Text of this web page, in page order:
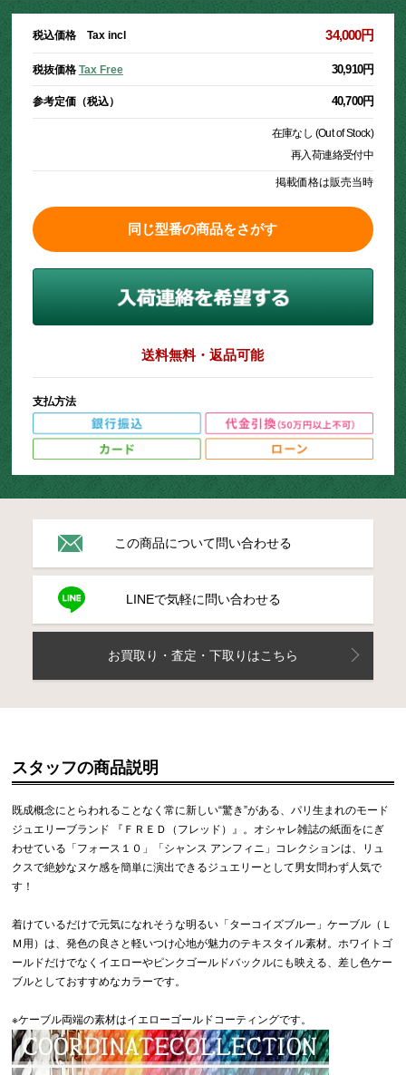
税込価格 Tax incl 34,000円
税抜価格 Tax Free 30,910円
参考定価（税込） 40,700円
在庫なし (Out of Stock)
再入荷連絡受付中
掲載価格は販売当時
同じ型番の商品をさがす
送料無料・返品可能
支払方法
この商品について問い合わせる
LINEで気軽に問い合わせる
お買取り・査定・下取りはこちら
スタッフの商品説明
既成概念にとらわれることなく常に新しい“驚き”がある、パリ生まれのモード
ジュエリーブランド 『ＦＲＥＤ（フレッド）』。オシャレ雑誌の紙面をにぎ
わせている「フォース１０」「シャンス アンフィニ」コレクションは、リュ
クスで絶妙なヌケ感を簡単に演出できるジュエリーとして男女問わず人気で
す！
着けているだけで元気になれそうな明るい「ターコイズブルー」ケーブル（Ｌ
Ｍ用）は、発色の良さと軽いつけ心地が魅力のテキスタイル素材。ホワイトゴ
ールドだけでなくイエローやピンクゴールドバックルにも映える、差し色ケー
ブルとしておすすめなカラーです。
※ケーブル両端の素材はイエローゴールドコーティングです。